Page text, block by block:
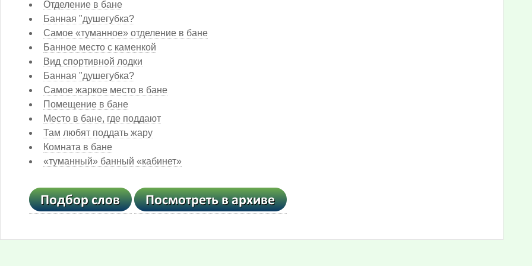
Отделение в бане
Банная "душегубка?
Самое «туманное» отделение в бане
Банное место с каменкой
Вид спортивной лодки
Банная "душегубка?
Самое жаркое место в бане
Помещение в бане
Место в бане, где поддают
Там любят поддать жару
Комната в бане
«туманный» банный «кабинет»